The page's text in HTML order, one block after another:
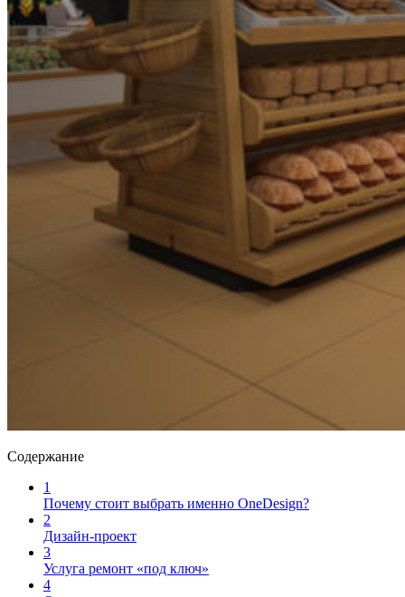
Содержание
1
Почему стоит выбрать именно OneDesign?
2
Дизайн-проект
3
Услуга ремонт «под ключ»
4